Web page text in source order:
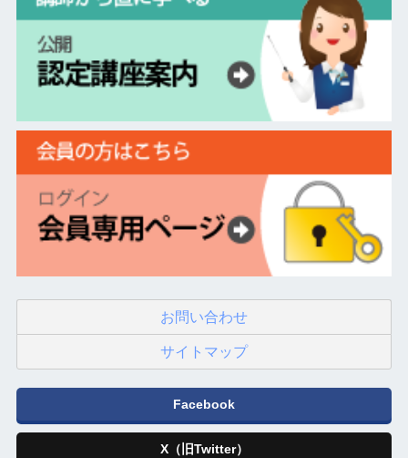
お問い合わせ
サイトマップ
Facebook
X（旧Twitter）